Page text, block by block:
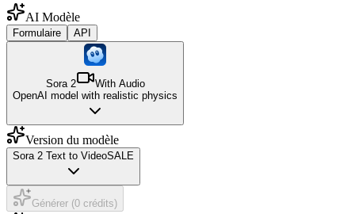
AI Modèle
Formulaire API
Sora 2
With Audio
OpenAI model with realistic physics
Version du modèle
Sora 2 Text to VideoSALE
Générer (0 crédits)